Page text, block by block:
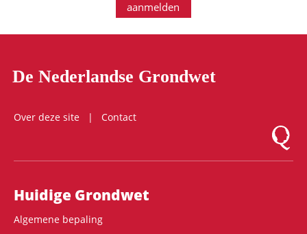
aanmelden
De Nederlandse Grondwet
Over deze site
Contact
Logo
Hoofdnavigatie
Huidige Grondwet
Algemene bepaling